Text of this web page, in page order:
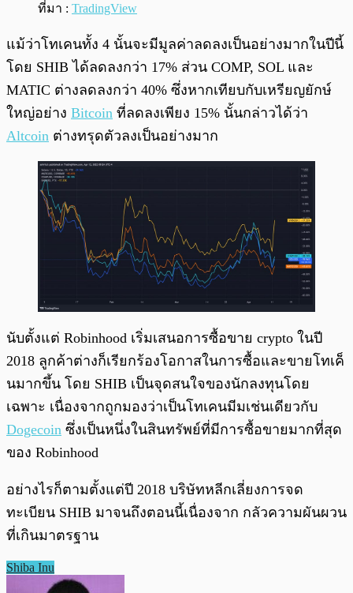
ที่มา : TradingView
แม้ว่าโทเคนทั้ง 4 นั้นจะมีมูลค่าลดลงเป็นอย่างมากในปีนี้
โดย SHIB ได้ลดลงกว่า 17% ส่วน COMP, SOL และ
MATIC ต่างลดลงกว่า 40% ซึ่งหากเทียบกับเหรียญยักษ์
ใหญ่อย่าง Bitcoin ที่ลดลงเพียง 15% นั้นกล่าวได้ว่า
Altcoin ต่างทรุดตัวลงเป็นอย่างมาก
นับตั้งแต่ Robinhood เริ่มเสนอการซื้อขาย crypto ในปี
2018 ลูกค้าต่างก็เรียกร้องโอกาสในการซื้อและขายโทเค็
นมากขึ้น โดย SHIB เป็นจุดสนใจของนักลงทุนโดย
เฉพาะ เนื่องจากถูกมองว่าเป็นโทเคนมีมเช่นเดียวกับ
Dogecoin ซึ่งเป็นหนึ่งในสินทรัพย์ที่มีการซื้อขายมากที่สุด
ของ Robinhood
อย่างไรก็ตามตั้งแต่ปี 2018 บริษัทหลีกเลี่ยงการจด
ทะเบียน SHIB มาจนถึงตอนนี้เนื่องจาก กลัวความผันผวน
ที่เกินมาตรฐาน
Shiba Inu